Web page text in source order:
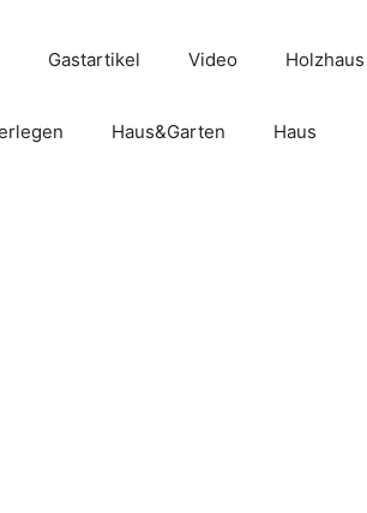
Gastartikel Video
Haus&Garten Haus